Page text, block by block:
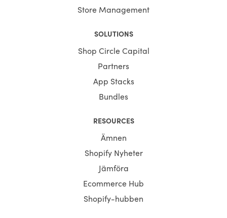
Store Management
SOLUTIONS
Shop Circle Capital
Partners
App Stacks
Bundles
RESOURCES
Ämnen
Shopify Nyheter
Jämföra
Ecommerce Hub
Shopify-hubben